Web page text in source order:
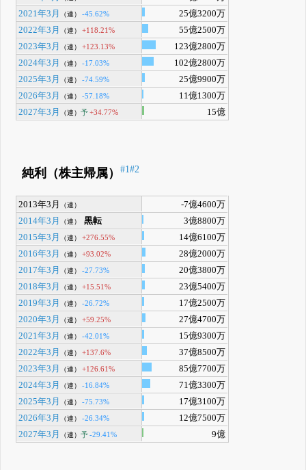
2021年3月
（連） -45.62%
25億3200万
2022年3月
（連） +118.21%
55億2500万
2023年3月
（連） +123.13%
123億2800万
2024年3月
（連） -17.03%
102億2800万
2025年3月
（連） -74.59%
25億9900万
2026年3月
（連） -57.18%
11億1300万
2027年3月
（連）予+34.77% 15億
純利（株主帰属）#1#2
2013年3月 （連）
-7億4600万
2014年3月
（連） 黒転
3億8800万
2015年3月
（連） +276.55%
14億6100万
2016年3月
（連） +93.02%
28億2000万
2017年3月
（連） -27.73%
20億3800万
2018年3月
（連） +15.51%
23億5400万
2019年3月
（連） -26.72%
17億2500万
2020年3月
（連） +59.25%
27億4700万
2021年3月
（連） -42.01%
15億9300万
2022年3月
（連） +137.6%
37億8500万
2023年3月
（連） +126.61%
85億7700万
2024年3月
（連） -16.84%
71億3300万
2025年3月
（連） -75.73%
17億3100万
2026年3月
（連） -26.34%
12億7500万
2027年3月
（連）予-29.41% 9億